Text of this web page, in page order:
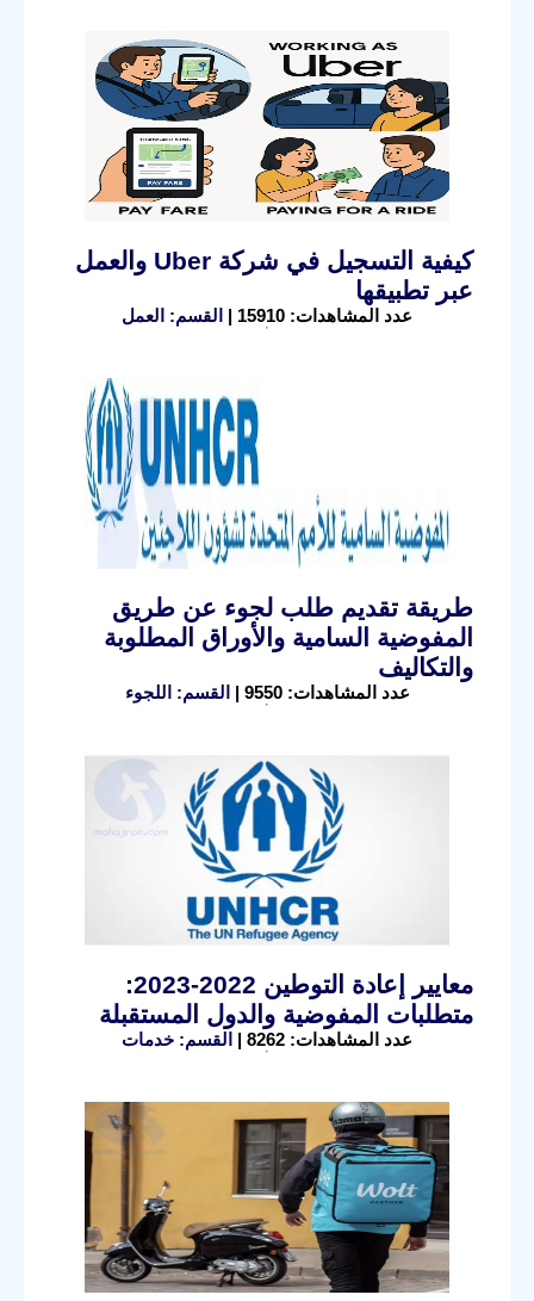
كيفية التسجيل في شركة Uber والعمل
عبر تطبيقها
عدد المشاهدات: 15910 | القسم: العمل
طريقة تقديم طلب لجوء عن طريق
المفوضية السامية والأوراق المطلوبة
والتكاليف
عدد المشاهدات: 9550 | القسم: اللجوء
معايير إعادة التوطين 2022-2023:
متطلبات المفوضية والدول المستقبلة
عدد المشاهدات: 8262 | القسم: خدمات